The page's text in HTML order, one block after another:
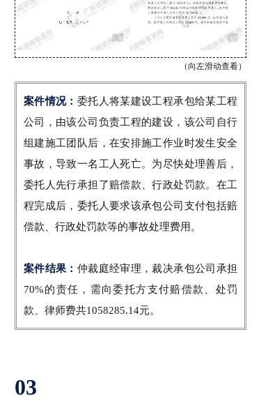
（向左滑动查看）
案件情况： 委托人将某建设工程承包给某工程
公司，由该公司负责工程的建设，该公司自行
组建施工团队后，在安排施工作业时发生安全
事故，导致一名工人死亡。为尽快处理善后，
委托人先行承担了赔偿款、行政处罚款。在工
程完成后，委托人要求该承包公司支付包括赔
偿款、行政处罚款等的事故处理费用。
案件结果： 仲裁庭经审理，裁决承包公司承担
70%的责任，需向委托方支付赔偿款、处罚
款、律师费共1058285.14元。
03